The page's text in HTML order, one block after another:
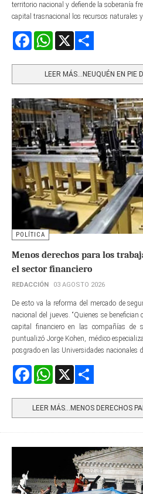
territorio nacional y defiende la soberanía
capital trasnacional los recursos naturales
FacebookWhatsApp
LEER MÁS…NEUQUÉN EN PIE
POLÍTICA
Menos derechos para los
el sector financiero
REDACCIÓN 03 AGOSTO 2026
De esto va la reforma del mercado de
nacional del jueves. “Quienes se
capital financiero en las compañías de
puntualizó Jorge Kohen, médico
posgrado en las Universidades nacionales
FacebookWhatsApp
LEER MÁS…MENOS DERECHOS